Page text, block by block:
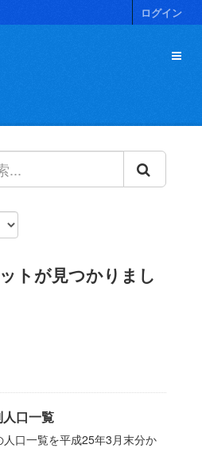
ログイン
トが見つかりまし
口一覧
口一覧を平成25年3月末分か